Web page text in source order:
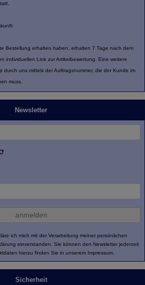
Bestellung erhalten haben, erhalten 7 Tage nach dem
individuellen Link zur Artikelbewertung. Eine weitere
durch uns mittels der Auftragsnummer, die der Kunde im
muss.
Newsletter
anmelden
ich mich mit der Verarbeitung meiner persönlichen
einverstanden. Sie können den Newsletter jederzeit
hierzu finden Sie in unserem Impressum.
Sicherheit